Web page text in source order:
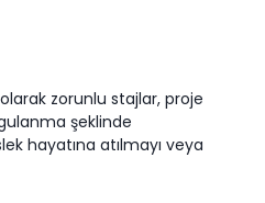
zorunlu stajlar, proje
şeklinde
hayatına atılmayı veya